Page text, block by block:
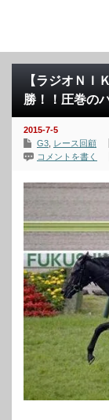
【ラジオＮＩ
勝！！圧巻の
2015-7-5
G3 レース回顧
コメントを書く